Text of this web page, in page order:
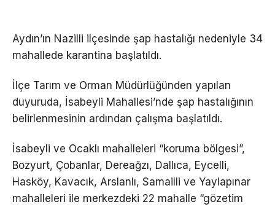
Aydın’ın Nazilli ilçesinde şap hastalığı nedeniyle 34
mahallede karantina başlatıldı.
İlçe Tarım ve Orman Müdürlüğünden yapılan
duyuruda, İsabeyli Mahallesi’nde şap hastalığının
belirlenmesinin ardından çalışma başlatıldı.
İsabeyli ve Ocaklı mahalleleri “koruma bölgesi”,
Bozyurt, Çobanlar, Dereağzı, Dallıca, Eycelli,
Hasköy, Kavacık, Arslanlı, Samailli ve Yaylapınar
mahalleleri ile merkezdeki 22 mahalle “gözetim